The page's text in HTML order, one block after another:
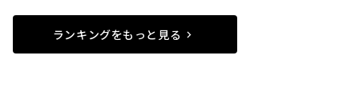
ランキングをもっと見る